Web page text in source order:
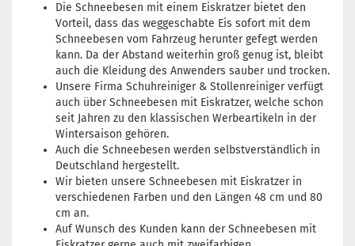
Die Schneebesen mit einem Eiskratzer bietet den
Vorteil, dass das weggeschabte Eis sofort mit dem
Schneebesen vom Fahrzeug herunter gefegt werden
kann. Da der Abstand weiterhin groß genug ist, bleibt
auch die Kleidung des Anwenders sauber und trocken.
Unsere Firma Schuhreiniger & Stollenreiniger verfügt
auch über Schneebesen mit Eiskratzer, welche schon
seit Jahren zu den klassischen Werbeartikeln in der
Wintersaison gehören.
Auch die Schneebesen werden selbstverständlich in
Deutschland hergestellt.
Wir bieten unsere Schneebesen mit Eiskratzer in
verschiedenen Farben und den Längen 48 cm und 80
cm an.
Auf Wunsch des Kunden kann der Schneebesen mit